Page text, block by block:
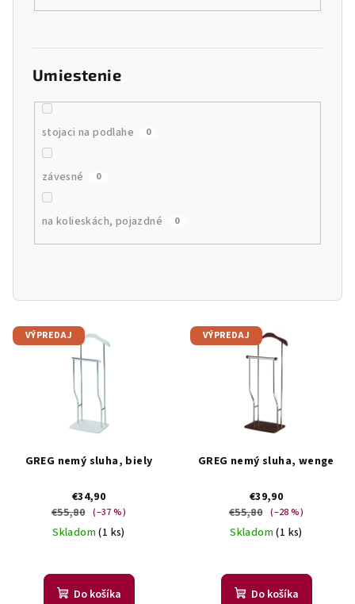
Umiestenie
stojaci na podlahe 0
závesné 0
na kolieskách, pojazdné 0
V
ý VÝPREDAJ
GREG nemý sluha, biely
€34,90
€55,80 (–37 %)
Skladom(1 ks)
Do košíka
VÝPREDAJ
GREG nemý sluha, wenge
€39,90
€55,80 (–28 %)
Skladom(1 ks)
Do košíka